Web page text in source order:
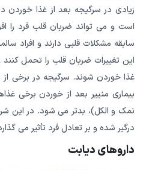
زیادی در سرگیجه بعد از غذا خوردن
است و می تواند ضربان قلب فرد را
سابقه مشکلات قلبی دارند و افراد
این تغییرات ضربان قلب را تحمل
غذا خوردن شوند. سرگیجه در برخی از
بیماری منییر بعد از خوردن برخی
نمک و الکل)، بدتر می شود. در این
درگیر شده و بر تعادل فرد تأثیر می
داروهای دیابت